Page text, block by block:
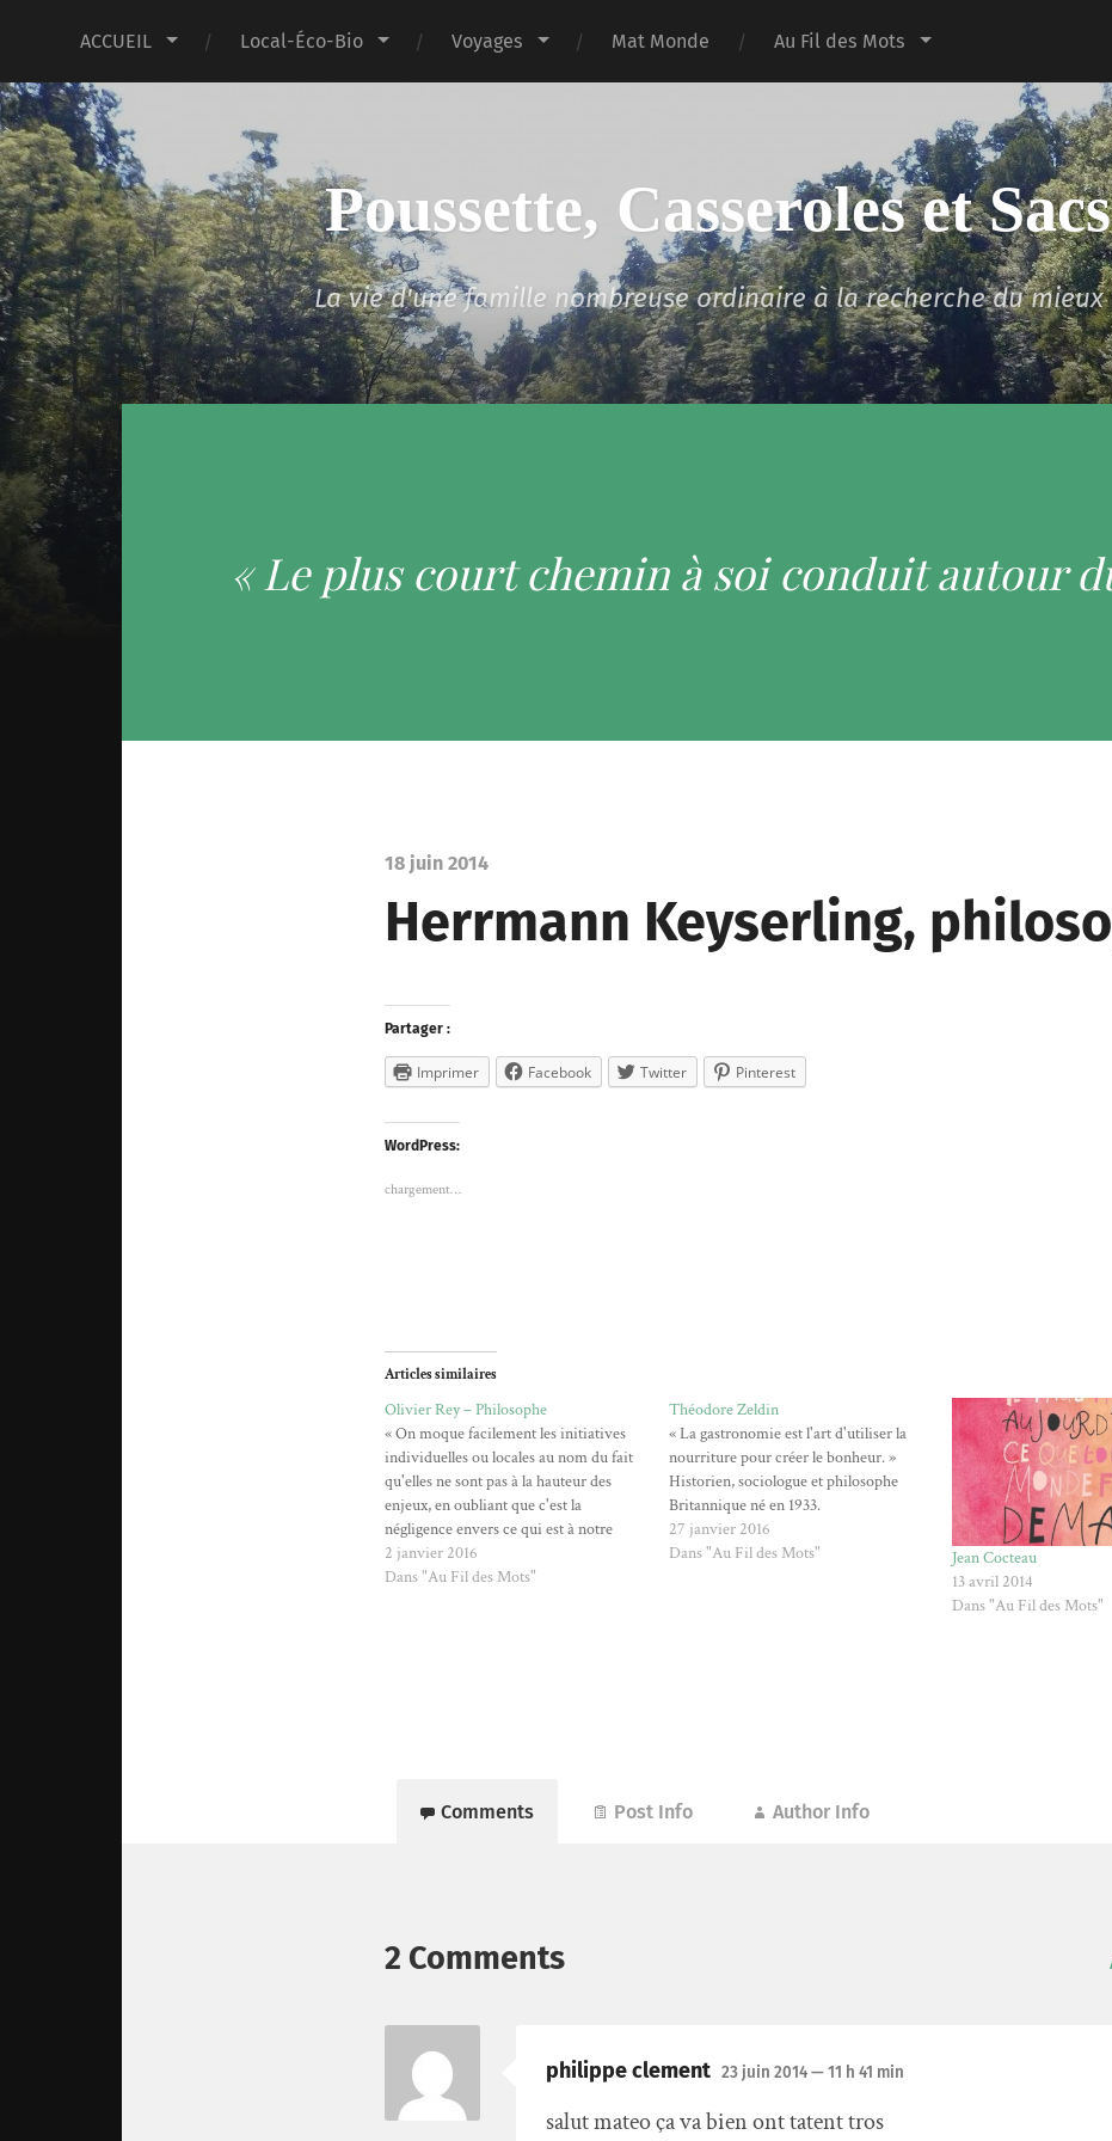
ACCUEIL Local-Éco-Bio Voyages Mat Monde Au Fil des Mots
Poussette, Casseroles et
La vie d'une famille nombreuse ordinaire à la recherche du mieux
« Le plus court chemin à soi conduit autour
18 juin 2014
Herrmann Keyserling,
Partager :
Imprimer Facebook Twitter Pinterest
WordPress:
chargement…
Articles similaires
Olivier Rey – Philosophe
« On moque facilement les initiatives
individuelles ou locales au nom du fait
qu'elles ne sont pas à la hauteur des
enjeux, en oubliant que c'est la
négligence envers ce qui est à notre
portée au nom de l'universel qui, en
dévaluant notre expérience directe, a
2 janvier 2016
Dans "Au Fil des Mots"
Théodore Zeldin
« La gastronomie est l'art d'utiliser la
nourriture pour créer le bonheur. »
Historien, sociologue et philosophe
Britannique né en 1933.
27 janvier 2016
Dans "Au Fil des Mots"
Jean Cocteau
13 avril 2014
Dans "Au Fil des Mots"
Comments Post Info Author Info
2 Comments
philippe clement 23 juin 2014— 11 h 41 min
salut mateo ça va bien ont tatent tros